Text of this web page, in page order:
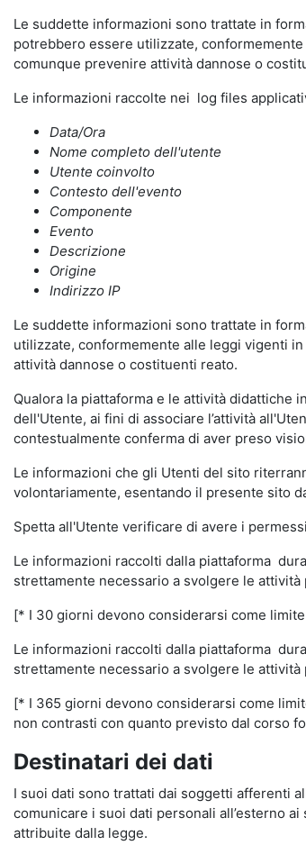
Le suddette informazioni sono trattate in
potrebbero essere utilizzate,
comunque prevenire attività dannose o
Le informazioni raccolte nei log files
Data/Ora
Nome completo dell'utente
Utente coinvolto
Contesto dell'evento
Componente
Evento
Descrizione
Origine
Indirizzo IP
Le suddette informazioni sono trattate in
utilizzate, conformemente alle leggi vigenti
attività dannose o costituenti reato.
Qualora la piattaforma e le attività didattiche
dell'Utente, ai fini di associare l’attività
contestualmente conferma di aver preso
Le informazioni che gli Utenti del sito
volontariamente, esentando il presente sito
Spetta all'Utente verificare di avere i
Le informazioni raccolti dalla piattaforma
strettamente necessario a svolgere le
[* I 30 giorni devono considerarsi come
Le informazioni raccolti dalla piattaforma
strettamente necessario a svolgere le
[* I 365 giorni devono considerarsi come
non contrasti con quanto previsto dal corso
Destinatari dei dati
I suoi dati sono trattati dai soggetti afferenti
comunicare i suoi dati personali all’esterno
attribuite dalla legge.